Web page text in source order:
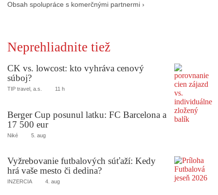
Obsah spolupráce s komerčnými partnermi ›
Neprehliadnite tiež
CK vs. lowcost: kto vyhráva cenový
súboj?
TIP travel, a.s. 11 h
Berger Cup posunul latku: FC Barcelona a
17 500 eur
Niké 5. aug
Vyžrebovanie futbalových súťaží: Kedy
hrá vaše mesto či dedina?
INZERCIA 4. aug